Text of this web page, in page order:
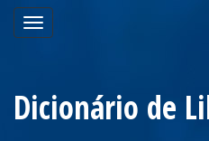
Toggle
navigation
Dicionário de